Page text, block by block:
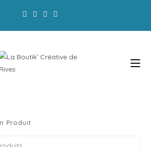
Produit
ses horaires d'ouverture :